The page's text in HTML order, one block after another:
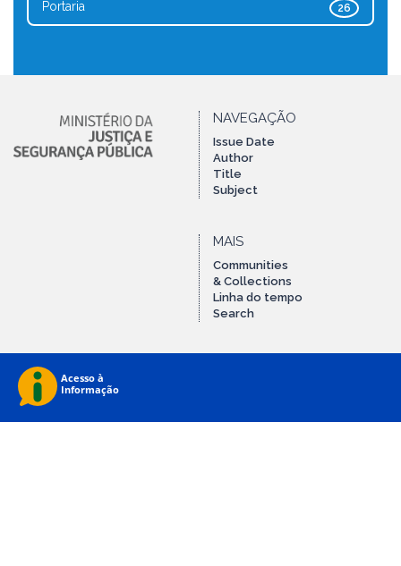
26
Portaria
NAVEGAÇÃO
Issue Date
Author
Title
Subject
MAIS
Communities
& Collections
Linha do tempo
Search